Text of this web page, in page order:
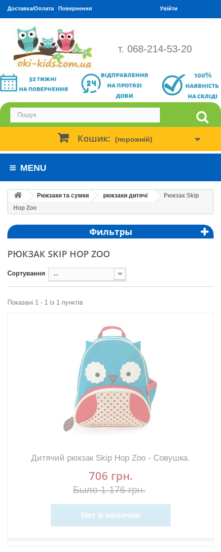
Доставка/Оплата Повернення Увійти
т. 068-214-53-20
Кошик: (порожній)
MENU
Рюкзаки та сумки рюкзаки дитячі
Рюкзак Skip
Hop Zoo
Фильтры
РЮКЗАК SKIP HOP ZOO
Сортування --
Показані 1 - 1 із 1 пунктів
Дитячий рюкзак Skip Hop Zoo - Совушка.
706 грн.
Было 1 176 грн.
Нет в наличии